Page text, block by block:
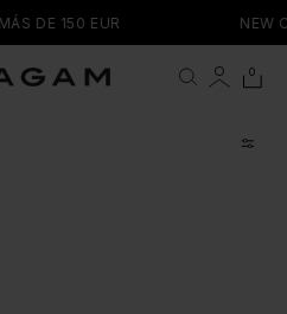
DE 150 EUR NEW
Cart
0
0 items